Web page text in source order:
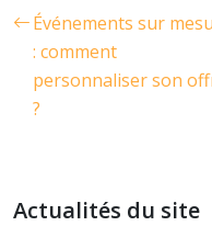
Événements sur
: comment
personnaliser son
?
Actualités du site